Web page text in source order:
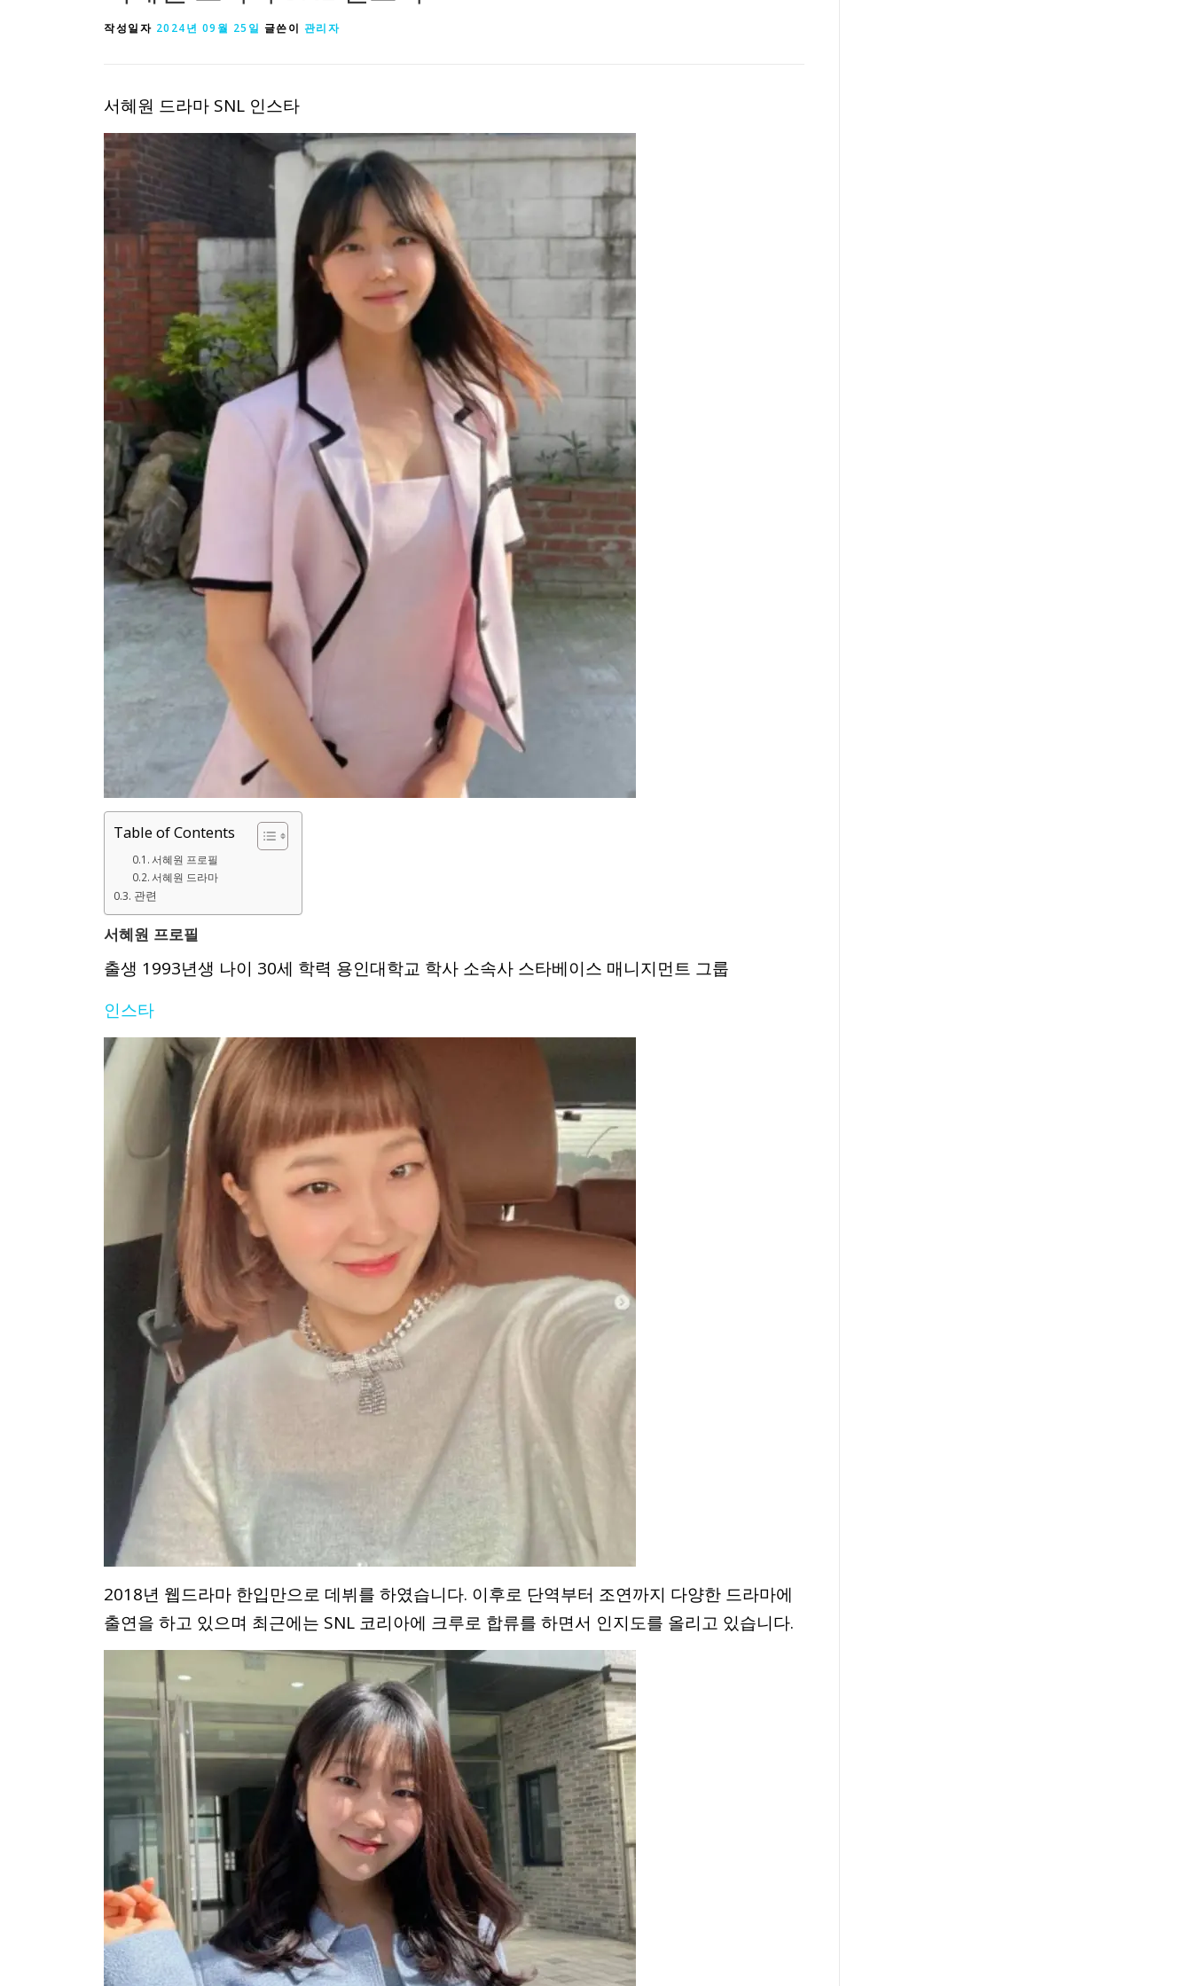
작성일자 2024년 09월 25일 글쓴이 관리자
서혜원 드라마 SNL 인스타
Table of Contents
서혜원 프로필
서혜원 드라마
관련
서혜원 프로필
출생 1993년생 나이 30세 학력 용인대학교 학사 소속사 스타베이스 매니지먼트 그룹
인스타
2018년 웹드라마 한입만으로 데뷔를 하였습니다. 이후로 단역부터 조연까지 다양한 드라마에
출연을 하고 있으며 최근에는 SNL 코리아에 크루로 합류를 하면서 인지도를 올리고 있습니다.